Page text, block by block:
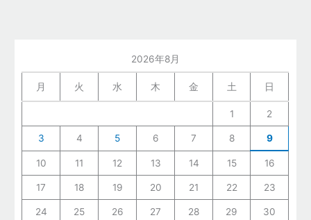
2026年8月
月 火 水 木 金 土 日
1 2
3 4 5 6 7 8 9
10 11 12 13 14 15 16
17 18 19 20 21 22 23
24 25 26 27 28 29 30